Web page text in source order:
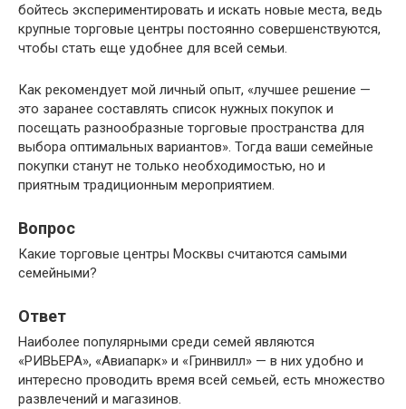
бойтесь экспериментировать и искать новые места, ведь
крупные торговые центры постоянно совершенствуются,
чтобы стать еще удобнее для всей семьи.
Как рекомендует мой личный опыт, «лучшее решение —
это заранее составлять список нужных покупок и
посещать разнообразные торговые пространства для
выбора оптимальных вариантов». Тогда ваши семейные
покупки станут не только необходимостью, но и
приятным традиционным мероприятием.
Вопрос
Какие торговые центры Москвы считаются самыми
семейными?
Ответ
Наиболее популярными среди семей являются
«РИВЬЕРА», «Авиапарк» и «Гринвилл» — в них удобно и
интересно проводить время всей семьей, есть множество
развлечений и магазинов.